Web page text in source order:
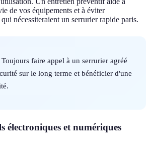
de vos équipements et à éviter
nécessiteraient un serrurier rapide paris.
Toujours faire appel à un serrurier agréé
sur le long terme et bénéficier d'une
électroniques et numériques